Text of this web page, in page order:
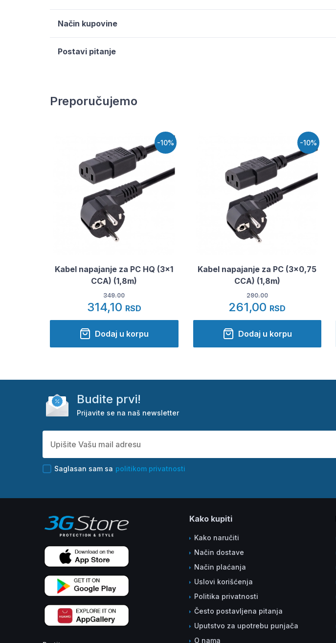
Način kupovine
Postavi pitanje
Preporučujemo
-10%
Kabel napajanje za PC HQ (3x1
CCA) (1,8m)
349.00
314,10 RSD
Dodaj u korpu
-10%
Kabel napajanje za PC (3x0,75
CCA) (1,8m)
290.00
261,00 RSD
Dodaj u korpu
Budite prvi!
Prijavite se na naš newsletter
Saglasan sam sa politikom privatnosti
Kako kupiti
Kako naručiti
Način dostave
Način plaćanja
Uslovi korišćenja
Politika privatnosti
Često postavljena pitanja
Uputstvo za upotrebu punjača
O nama